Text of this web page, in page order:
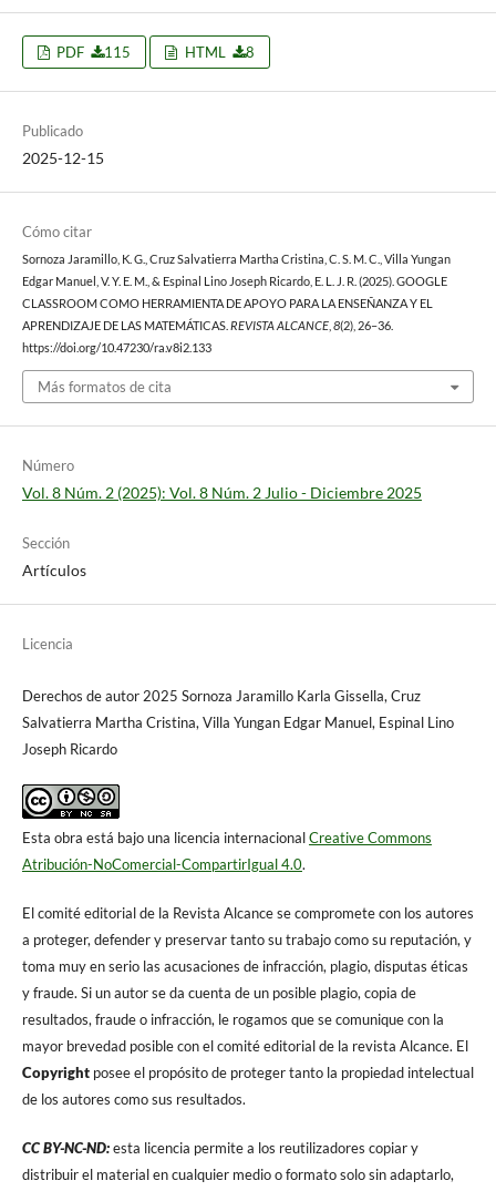
PDF 115 HTML 8
Publicado
2025-12-15
Cómo citar
Sornoza Jaramillo, K. G., Cruz Salvatierra Martha Cristina, C. S. M. C., Villa Yungan
Edgar Manuel, V. Y. E. M., & Espinal Lino Joseph Ricardo, E. L. J. R. (2025). GOOGLE
CLASSROOM COMO HERRAMIENTA DE APOYO PARA LA ENSEÑANZA Y EL
APRENDIZAJE DE LAS MATEMÁTICAS. REVISTA ALCANCE, 8(2), 26–36.
https://doi.org/10.47230/ra.v8i2.133
Más formatos de cita
Número
Vol. 8 Núm. 2 (2025): Vol. 8 Núm. 2 Julio - Diciembre 2025
Sección
Artículos
Licencia
Derechos de autor 2025 Sornoza Jaramillo Karla Gissella, Cruz
Salvatierra Martha Cristina, Villa Yungan Edgar Manuel, Espinal Lino
Joseph Ricardo
Esta obra está bajo una licencia internacionalCreative Commons
Atribución-NoComercial-CompartirIgual 4.0.
El comité editorial de la Revista Alcance se compromete con los autores
a proteger, defender y preservar tanto su trabajo como su reputación, y
toma muy en serio las acusaciones de infracción, plagio, disputas éticas
y fraude. Si un autor se da cuenta de un posible plagio, copia de
resultados, fraude o infracción, le rogamos que se comunique con la
mayor brevedad posible con el comité editorial de la revista Alcance. El
Copyrightposee el propósito de proteger tanto la propiedad intelectual
de los autores como sus resultados.
CC BY-NC-ND:esta licencia permite a los reutilizadores copiar y
distribuir el material en cualquier medio o formato solo sin adaptarlo,